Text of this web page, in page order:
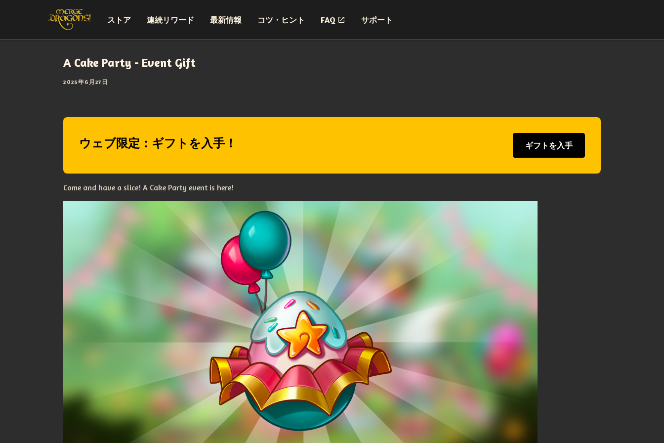
ストア 連続リワード 最新情報 コツ・ヒント FAQ サポート
A Cake Party - Event Gift
2025年6月27日
ウェブ限定：ギフトを入手！ ギフトを入手
Come and have a slice! A Cake Party event is here!